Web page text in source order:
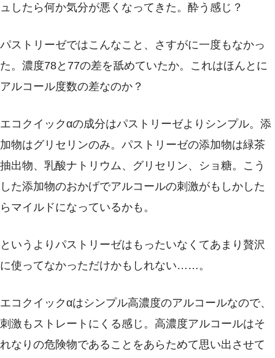
ュしたら何か気分が悪くなってきた。酔う感じ？
パストリーゼではこんなこと、さすがに一度もなかっ
た。濃度78と77の差を舐めていたか。これはほんとに
アルコール度数の差なのか？
エコクイックαの成分はパストリーゼよりシンプル。添
加物はグリセリンのみ。パストリーゼの添加物は緑茶
抽出物、乳酸ナトリウム、グリセリン、ショ糖。こう
した添加物のおかげでアルコールの刺激がもしかした
らマイルドになっているかも。
というよりパストリーゼはもったいなくてあまり贅沢
に使ってなかっただけかもしれない……。
エコクイックαはシンプル高濃度のアルコールなので、
刺激もストレートにくる感じ。高濃度アルコールはそ
れなりの危険物であることをあらためて思い出させて